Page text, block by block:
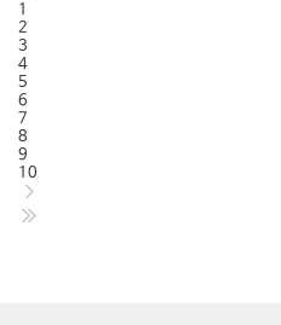
1
2
3
4
5
6
7
8
9
10